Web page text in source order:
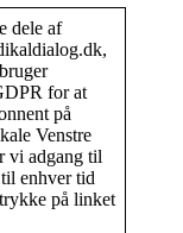
dele af
for at
på
Venstre
vi adgang til
enhver tid
på linket